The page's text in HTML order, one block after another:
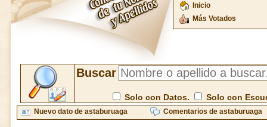
Inicio
Más Votados
Buscar
Solo con Datos. Solo con
Nuevo dato de astaburuaga Comentarios de astaburuaga